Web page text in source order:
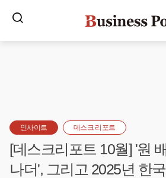
인사이트 데스크 리포트
[데스크리포트 10월] '원
나더', 그리고 2025년 한국